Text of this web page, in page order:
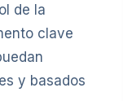
de la
clave
y basados